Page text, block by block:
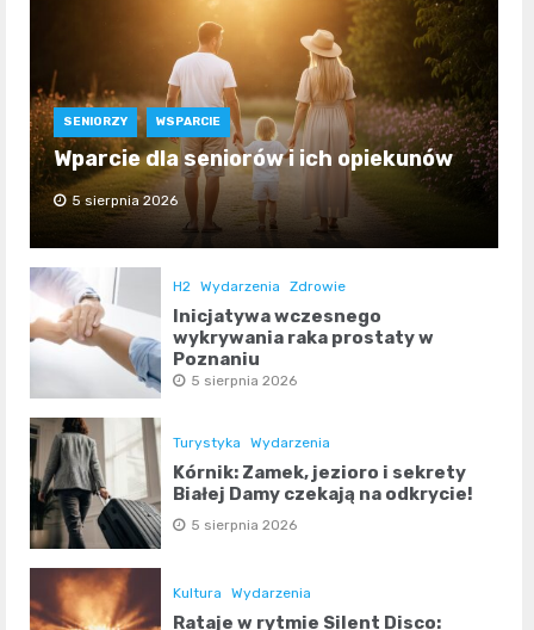
SENIORZY WSPARCIE
Wparcie dla seniorów i ich opiekunów
5 sierpnia 2026
H2 Wydarzenia Zdrowie
Inicjatywa wczesnego
wykrywania raka prostaty w
Poznaniu
5 sierpnia 2026
Turystyka Wydarzenia
Kórnik: Zamek, jezioro i sekrety
Białej Damy czekają na odkrycie!
5 sierpnia 2026
Kultura Wydarzenia
Rataje w rytmie Silent Disco: